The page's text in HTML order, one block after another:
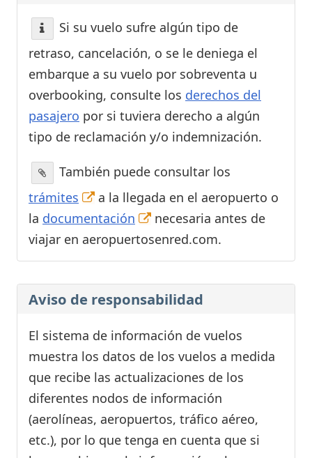
Si su vuelo sufre algún tipo de
retraso, cancelación, o se le deniega el
embarque a su vuelo por sobreventa u
overbooking, consulte los derechos del
pasajero por si tuviera derecho a algún
tipo de reclamación y/o indemnización.
También puede consultar los
trámites
a la llegada en el aeropuerto o
la documentación
necesaria antes de
viajar en aeropuertosenred.com.
Aviso de responsabilidad
El sistema de información de vuelos
muestra los datos de los vuelos a medida
que recibe las actualizaciones de los
diferentes nodos de información
(aerolíneas, aeropuertos, tráfico aéreo,
etc.), por lo que tenga en cuenta que si